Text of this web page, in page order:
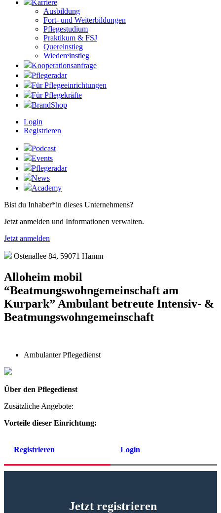
Karriere
Ausbildung
Fort- und Weiterbildungen
Pflegestudium
Praktikum & FSJ
Quereinstieg
Wiedereinstieg
Kooperationsanfrage
Pflegeradar
Für Pflegeeinrichtungen
Für Pflegekräfte
BrandShop
Login
Registrieren
Podcast
Events
Pflegeradar
News
Academy
Bist du Inhaber*in dieses Unternehmens?
Jetzt anmelden und Informationen verwalten.
Jetzt anmelden
Ostenallee 84, 59071 Hamm
Alloheim mobil
“Beatmungswohngemeinschaft am
Kurpark” Ambulant betreute Intensiv- &
Beatmungswohngemeinschaft
Ambulanter Pflegedienst
Über den Pflegedienst
Zusätzliche Angebote:
Vorteile dieser Einrichtung:
Registrieren Login
Jetzt registrieren